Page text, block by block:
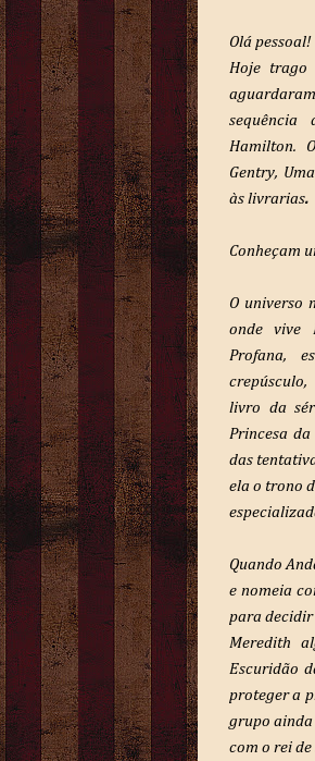
Olá pessoal!
Hoje trago
sequência
Hamilton.
Gentry,
às livrarias.
Conheçam
O universo
onde vive
Profana,
livro da
Princesa da
das
ela o trono
Quando
e nomeia
para decidir
Meredith
Escuridão
proteger a
grupo ainda
com o rei de